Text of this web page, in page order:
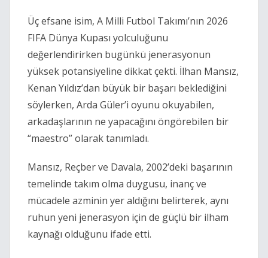
Üç efsane isim, A Milli Futbol Takımı’nın 2026
FIFA Dünya Kupası yolculuğunu
değerlendirirken bugünkü jenerasyonun
yüksek potansiyeline dikkat çekti. İlhan Mansız,
Kenan Yıldız’dan büyük bir başarı beklediğini
söylerken, Arda Güler’i oyunu okuyabilen,
arkadaşlarının ne yapacağını öngörebilen bir
“maestro” olarak tanımladı.
Mansız, Reçber ve Davala, 2002’deki başarının
temelinde takım olma duygusu, inanç ve
mücadele azminin yer aldığını belirterek, aynı
ruhun yeni jenerasyon için de güçlü bir ilham
kaynağı olduğunu ifade etti.